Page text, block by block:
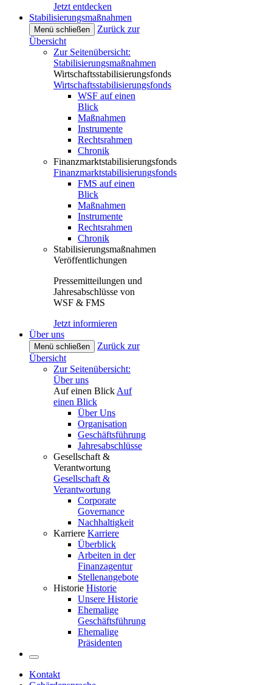
Jetzt entdecken
Stabilisierungsmaßnahmen
Menü schließen
Zurück zur
Übersicht
Zur Seitenübersicht:
Stabilisierungsmaßnahmen
Wirtschaftsstabilisierungsfonds
Wirtschaftsstabilisierungsfonds
WSF auf einen
Blick
Maßnahmen
Instrumente
Rechtsrahmen
Chronik
Finanzmarktstabilisierungsfonds
Finanzmarktstabilisierungsfonds
FMS auf einen
Blick
Maßnahmen
Instrumente
Rechtsrahmen
Chronik
Stabilisierungsmaßnahmen
Veröffentlichungen
Pressemitteilungen und
Jahresabschlüsse von
WSF & FMS
Jetzt informieren
Über uns
Menü schließen
Zurück zur
Übersicht
Zur Seitenübersicht:
Über uns
Auf einen Blick Auf
einen Blick
Über Uns
Organisation
Geschäftsführung
Jahresabschlüsse
Gesellschaft &
Verantwortung
Gesellschaft &
Verantwortung
Corporate
Governance
Nachhaltigkeit
Karriere Karriere
Überblick
Arbeiten in der
Finanzagentur
Stellenangebote
Historie Historie
Unsere Historie
Ehemalige
Geschäftsführung
Ehemalige
Präsidenten
Kontakt